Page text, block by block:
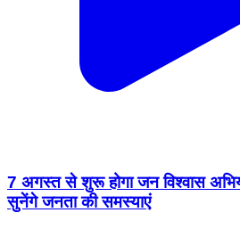
7 अगस्त से शुरू होगा जन विश्वास
सुनेंगे जनता की समस्याएं